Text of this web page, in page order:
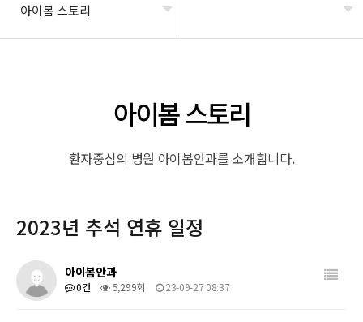
아이봄 스토리
아이봄 스토리
환자중심의 병원 아이봄안과를 소개합니다.
2023년 추석 연휴 일정
아이봄안과
0건 5,299회 23-09-27 08:37